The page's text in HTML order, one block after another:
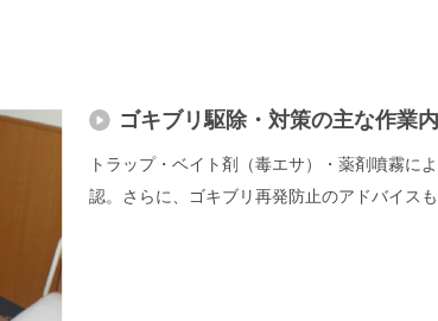
ゴキブリ駆除・対策の主な作業
トラップ・ベイト剤（毒エサ）・薬剤噴霧に
認。さらに、ゴキブリ再発防止のアドバイス